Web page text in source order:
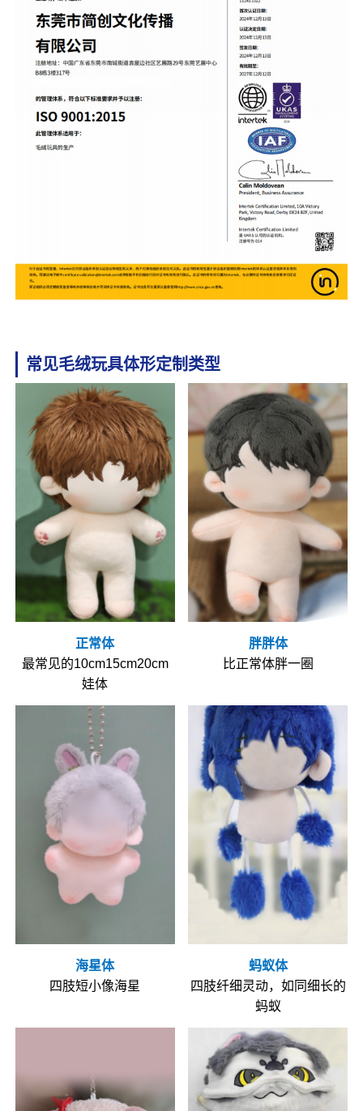
常见毛绒玩具体形定制类型
正常体
最常见的10cm15cm20cm
娃体
胖胖体
比正常体胖一圈
海星体
四肢短小像海星
蚂蚁体
四肢纤细灵动，如同细长的
蚂蚁